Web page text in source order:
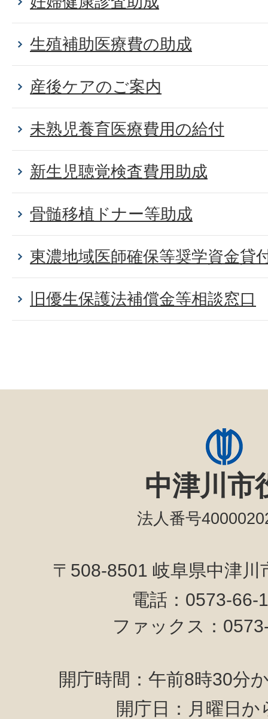
生殖補助医療費の助成
産後ケアのご案内
未熟児養育医療費用の給付
新生児聴覚検査費用助成
骨髄移植ドナー等助成
東濃地域医師確保等奨学資金貸
旧優生保護法補償金等相談窓口
中津川市
法人番号
〒508-8501 岐阜県中津
電話：0573-
ファックス：
開庁時間：午前8時30分
開庁日：月曜日か